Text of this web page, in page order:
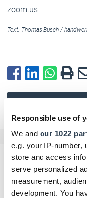
Responsible use of
We and our 1022
e.g. your IP-number,
store and access
serve personalized
measurement,
development. You
zoom.us
Text: Thomas Busch /
Kommentar
Name